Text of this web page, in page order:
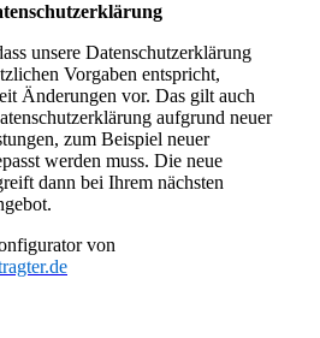
unsere Datenschutzerklärung
Vorgaben entspricht,
Änderungen vor. Das gilt auch
aufgrund neuer
zum Beispiel neuer
werden muss. Die neue
dann bei Ihrem nächsten
von